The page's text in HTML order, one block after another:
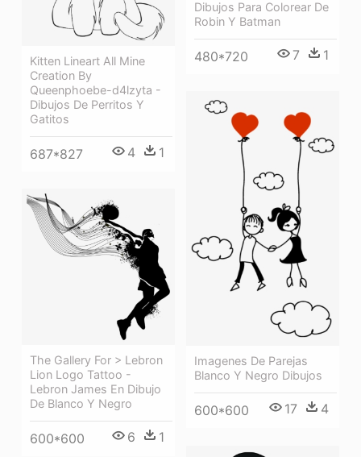
Dibujos Para Colorear De
Robin Y Batman
480*720 7 1
Kitten Lineart All Mine
Creation By
Queenphoebe-d4lzyta -
Dibujos De Perritos Y
Gatitos
687*827 4 1
Imagenes De Parejas
Blanco Y Negro Dibujos
600*600 17 4
The Gallery For > Lebron
Lion Logo Tattoo -
Lebron James En Dibujo
De Blanco Y Negro
600*600 6 1